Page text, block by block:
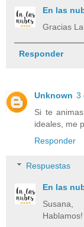
En las
Gracias
Responder
Unknown 3
Si te
ideales, me
Responder
Respuestas
En las
Hablamos!